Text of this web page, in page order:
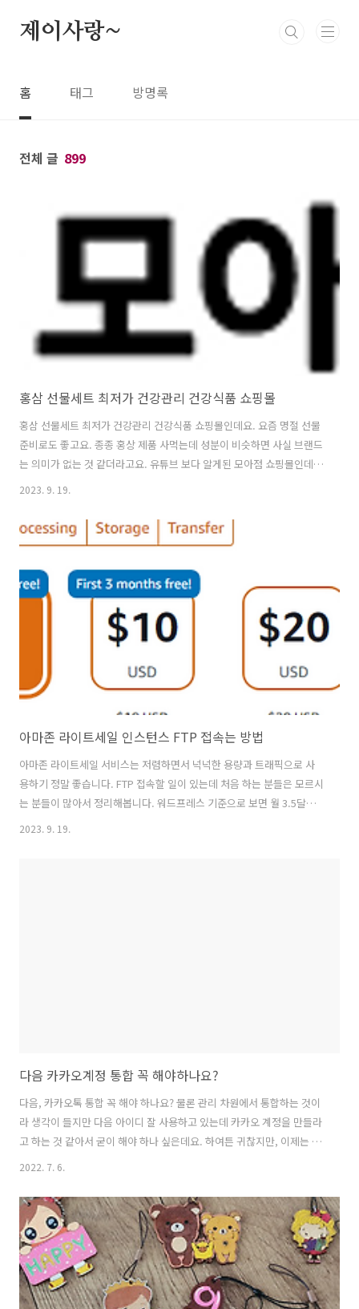
제이사랑~
홈 태그 방명록
전체 글 899
홍삼 선물세트 최저가 건강관리 건강식품 쇼핑몰
홍삼 선물세트 최저가 건강관리 건강식품 쇼핑몰인데요. 요즘 명절 선물
준비로도 좋고요. 종종 홍상 제품 사먹는데 성분이 비슷하면 사실 브랜드
는 의미가 없는 것 같더라고요. 유튜브 보다 알게된 모아점 쇼핑몰인데요
저렴한 것 같아서 메모해둡니다. 부모님 드릴려고 정관장 제품으로 하나
식도염 때문에 고생인데요. 거기서 파는 쿠션이 맘에 들더라고요 좀 더
고민해보고 구매해겠습니다. 모아점
2023. 9. 19.
아마존 라이트세일 인스턴스 FTP 접속는 방법
아마존 라이트세일 서비스는 저렴하면서 넉넉한 용량과 트래픽으로 사
용하기 정말 좋습니다. FTP 접속할 일이 있는데 처음 하는 분들은 모르시
는 분들이 많아서 정리해봅니다. 워드프레스 기준으로 보면 월 3.5달러
부터 시작이 가능하다 3개월 무료 서비스 까지 있다. 저는 월 10달러 짜
2023. 9. 19.
다음 카카오계정 통합 꼭 해야하나요?
다음, 카카오톡 통합 꼭 해야 하나요? 물론 관리 차원에서 통합하는 것이
라 생각이 들지만 다음 아이디 잘 사용하고 있는데 카카오 계정을 만들라
고 하는 것 같아서 굳이 해야 하나 싶은데요. 하여튼 귀찮지만, 이제는 카
카오 계정 만들고 사용해야 할 것 같아요. 10월 1일까지는 카카오 계정으
‘Daum 아이디로 카카오계정 가입’ 링크 선택 끝..
2022. 7. 6.